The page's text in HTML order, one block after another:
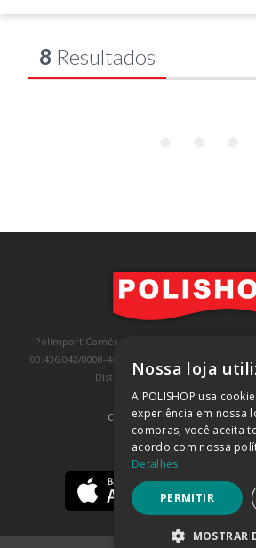
8 Resultados
Polimport Comércio e Exportação LTDA,
00.436.042/0008-46, IE 407.458.707.103, com
Distrito Industrial, Jundiaí/SP, CEP:
COMPRA 100% SEGURA
BAIXE NOSSO APP
Nossa loja
A POLISHOP usa
experiência em nossa
compras, você aceita
acordo com nossa
Detalhes
PERMITIR
MOSTRAR